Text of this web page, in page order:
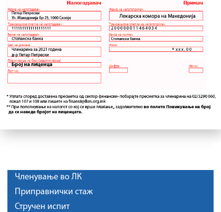
Членување во ЛК
Приправнички стаж
Стручен испит